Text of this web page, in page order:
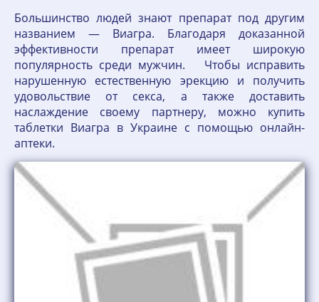
Большинство людей знают препарат под другим
названием — Виагра. Благодаря доказанной
эффективности препарат имеет широкую
популярность среди мужчин. Чтобы исправить
нарушенную естественную эрекцию и получить
удовольствие от секса, а также доставить
наслаждение своему партнеру, можно купить
таблетки Виагра в Украине с помощью онлайн-
аптеки.